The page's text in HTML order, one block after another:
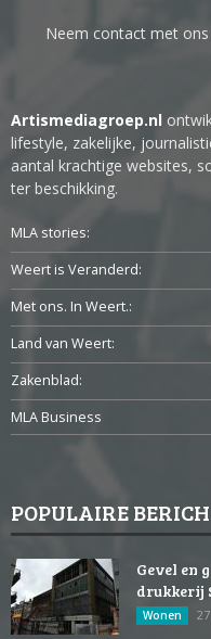
Neem contact met ons
Artismediagroep.nl
lifestyle, zakelijke,
aantal krachtige websites,
ter beschikking.
MLA stories:
Weert is Veranderd:
Met ons. In Weert.:
Land van Weert:
Zakenblad:
MLA Business
POPULAIRE
Gevel en
drukkerij
Wonen